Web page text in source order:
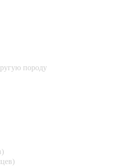
породу